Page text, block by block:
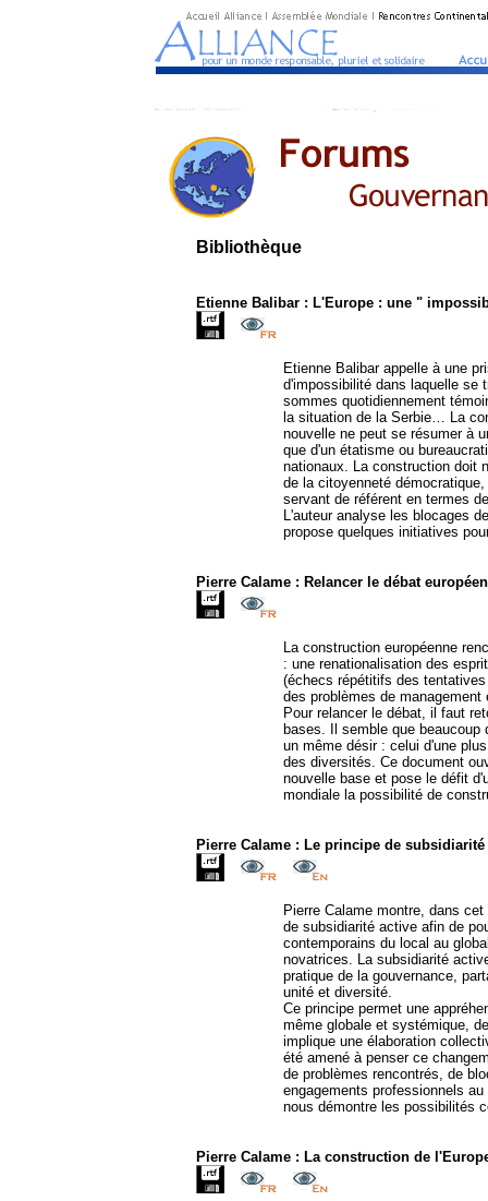
Bibliothèque
Etienne Balibar : L'Europe : une "
Etienne Balibar appelle à une
d'impossibilité dans laquelle se
sommes quotidiennement
la situation de la Serbie… La
nouvelle ne peut se résumer à
que d'un étatisme ou
nationaux. La construction doit
de la citoyenneté
servant de référent en termes
L'auteur analyse les blocages
propose quelques initiatives
Pierre Calame : Relancer le débat
La construction européenne
: une renationalisation des
(échecs répétitifs des
des problèmes de management
Pour relancer le débat, il faut
bases. Il semble que
un même désir : celui d'une
des diversités. Ce document
nouvelle base et pose le défit
mondiale la possibilité de
Pierre Calame : Le principe de
Pierre Calame montre, dans
de subsidiarité active afin de
contemporains du local au
novatrices. La subsidiarité
pratique de la gouvernance,
unité et diversité.
Ce principe permet une
même globale et systémique,
implique une élaboration
été amené à penser ce
de problèmes rencontrés, de
engagements professionnels
nous démontre les possibilités
Pierre Calame : La construction de